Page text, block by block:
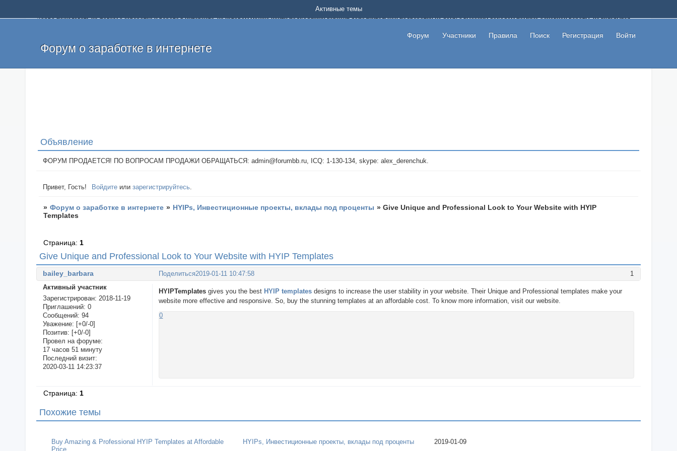
Добро пожаловать на форум о заработке и работе в интернете, на котором можно найти подходящий вариант дополнительной подработки на дому с высоким доходом помимо основной работы, не вкладывая
и оставлять свои отзывы. Если вы знаете, что определенный проект или сайт не платит, то указывайте в теме что это лохотрон, чтобы другие пользователи не попались на развод. Вы сможете начать зарабатывать
легкие деньги без вложений и регистрации уже сегодня. Создавайте новые темы, размещайте объявления со своими пригласительными ссылками и первая прибыль не заставит себя долго ждать.
Форум о заработке в интернете
Форум Участники Правила Поиск Регистрация Войти
Активные темы
Объявление
ФОРУМ ПРОДАЕТСЯ! ПО ВОПРОСАМ ПРОДАЖИ ОБРАЩАТЬСЯ: admin@forumbb.ru, ICQ: 1-130-134, skype: alex_derenchuk.
Привет, Гость! Войдите илизарегистрируйтесь.
» Форум о заработке в интернете » HYIPs, Инвестиционные проекты, вклады под проценты »Give Unique and Professional Look to Your Website with HYIP
Templates
Give Unique and Professional Look to Your Website with HYIP Templates
Страница: 1
Поделиться 1
2019-01-11 10:47:58
bailey_barbara
Активный участник
Зарегистрирован: 2018-11-19
Приглашений: 0
Сообщений: 94
Уважение: [+0/-0]
Позитив: [+0/-0]
Провел на форуме:
17 часов 51 минуту
Последний визит:
2020-03-11 14:23:37
HYIPTemplatesgives you the best HYIP templates designs to increase the user stability in your website. Their Unique and Professional templates make your
website more effective and responsive. So, buy the stunning templates at an affordable cost. To know more information, visit our website.
0
Страница: 1
Похожие темы
Buy Amazing & Professional HYIP Templates at Affordable
Price.
HYIPs, Инвестиционные проекты, вклады под проценты 2019-01-09